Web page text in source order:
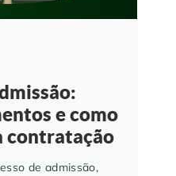
e como
contratação
de admissão,